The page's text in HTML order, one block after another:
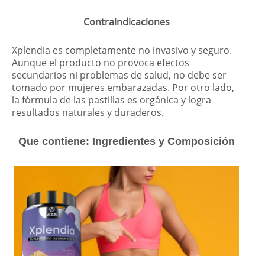
Contraindicaciones
Xplendia es completamente no invasivo y seguro.
Aunque el producto no provoca efectos
secundarios ni problemas de salud, no debe ser
tomado por mujeres embarazadas. Por otro lado,
la fórmula de las pastillas es orgánica y logra
resultados naturales y duraderos.
Que contiene: Ingredientes y Composición